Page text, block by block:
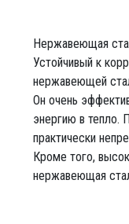
Нержавеющая
Устойчивый к
нержавеющей
Он очень
энергию в тепло.
практически
Кроме того,
нержавеющая